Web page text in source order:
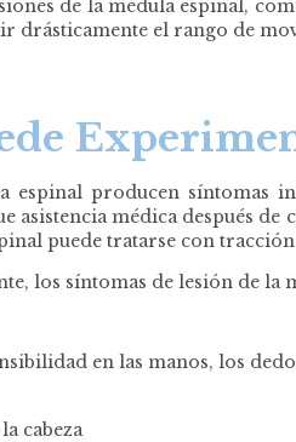
de la médula espinal,
drásticamente el rango de
espinal producen síntomas
médica después de
puede tratarse con
los síntomas de lesión de
en las manos, los
cabeza